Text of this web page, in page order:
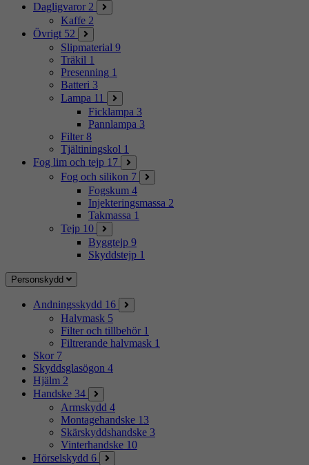
Dagligvaror 2
Kaffe 2
Övrigt 52
Slipmaterial 9
Träkil 1
Presenning 1
Batteri 3
Lampa 11
Ficklampa 3
Pannlampa 3
Filter 8
Tjältiningskol 1
Fog lim och tejp 17
Fog och silikon 7
Fogskum 4
Injekteringsmassa 2
Takmassa 1
Tejp 10
Byggtejp 9
Skyddstejp 1
Personskydd
Andningsskydd 16
Halvmask 5
Filter och tillbehör 1
Filtrerande halvmask 1
Skor 7
Skyddsglasögon 4
Hjälm 2
Handske 34
Armskydd 4
Montagehandske 13
Skärskyddshandske 3
Vinterhandske 10
Hörselskydd 6